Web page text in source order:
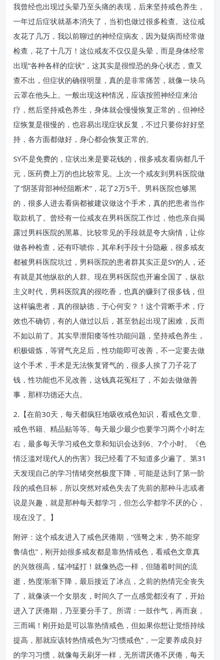
我曾经也出现过头晕乃至头痛的表现，后来坚持戒色养生，
一年过后症状就基本消失了，当初也做过很多检查。这位戒
友花了几万，我以前聊过的神经症病友，因为疑病而经常做
检查，花了十几万！这位戒友不仅仅是头晕，而是身体经常
出现“各种各样的症状”，这其实是很惶恐的身心状态，查又
查不出，但症状的确很明显，真的是非常痛苦，就像一块乌
云罩在他头上。一般出现这种情况，应该按照神经症来治
疗，然后坚持戒色养生，身体就会慢慢恢复正常的，但神经
症恢复是很慢的，也容易出现症状反复，不过只要你好好坚
持，各方面都做好，身心都会恢复正常的。
SY不是免费的，症状出来是要花钱的，很多戒友看病都几千
元，医药费上万的也比较常见。上次一个戒友到男科医院做
了“阴茎背部神经阻断术”，花了2万5千。男科医院也够黑
的，很多人进去看病都被建议做这个手术，真的把患者当作
取款机了。曾经有一位戒友在男科医院工作过，他也亲自揭
露过男科医院的黑幕。比较常见的手段就是夸大病情，让你
做各种检查，还有吓唬你，其牟利手段十分隐蔽，很多戒友
都被男科医院坑过，男科医院的患者群其实正是SY的人，还
有就是其他纵欲的人群。现在男科医院也开遍全国了，纵欲
主义时代，男科医院真的很吃香，也真的赚到了很多钱，但
这样骗患者，真的很缺德，于心何安？！这个背断手术，疗
效也不确切，有的人做过以后，甚至勃起出现了困难，反而
不如以前了。其实早泄阳痿等性功能问题，坚持戒色养生，
积极锻炼，等肾气充足后，性功能即可改善，不一定要去做
这个手术，手术是无法恢复肾气的，很多人挨了刀子花了
钱，性功能也不见改善，这钱真花冤枉了，不如去做做善
事，那样功德还大点。
2.【在前30天，每天都疯狂地吸收戒色知识，看戒色文章、
戒色书籍、精品贴等等。每天最少最少也要学习两个小时左
右，最多每天学习戒色文章和知识会达到6、7个小时。《色
情泛滥对现代人的伤害》我已经看了不知道多少遍了。第31
天发现自己的学习情绪突然极度下降，可能是达到了第一阶
段的戒色目标，所以突然对戒色失去了先前的那种斗志或者
说是兴趣，就是那种每天都学习，但怎么学都学不厌的心，
现在没了。】
附评：这个戒友进入了戒色厌倦期，“强弩之末，势不能穿
鲁缟也”，刚开始很多戒友都是靠热情戒色，看戒色文章真
的兴致很高，猛冲猛打！就像热恋一样，但随着时间的流
逝，热度渐渐下降，最后接近了冰点，之前的热情完全丧失
了，就像谈一个女朋友，时间久了一点感觉都没有了，开始
进入了厌倦期，乃至要分手了。所谓：一鼓作气，再而衰，
三而竭！刚开始是可以靠热情戒色，但如果你想让觉悟持续
提高，那就应该转热情戒色为“习惯戒色”，一定要养成良好
的学习习惯，就像每天刷牙一样，无所谓厌倦不厌倦，每天